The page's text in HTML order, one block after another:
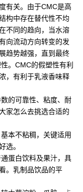
有关。由于CMC是高
构中存在替代性不均
不同的趋向，当水溶
向流动方向转变的发
趋势越强，直到最终
。CMC的假塑性有利
，有利于乳液香味释
的可靠性、粘度、耐
家怎么去挑选合适的
本不粘稠，关键适用
选。
蛋白饮料及果汁，具
。乳制品饮品的平